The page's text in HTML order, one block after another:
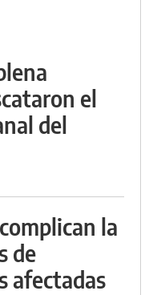
el
del
la
de
afectadas